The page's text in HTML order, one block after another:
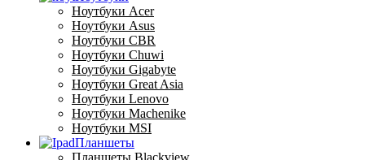
Ноутбуки Acer
Ноутбуки Asus
Ноутбуки CBR
Ноутбуки Chuwi
Ноутбуки Gigabyte
Ноутбуки Great Asia
Ноутбуки Lenovo
Ноутбуки Machenike
Ноутбуки MSI
Планшеты